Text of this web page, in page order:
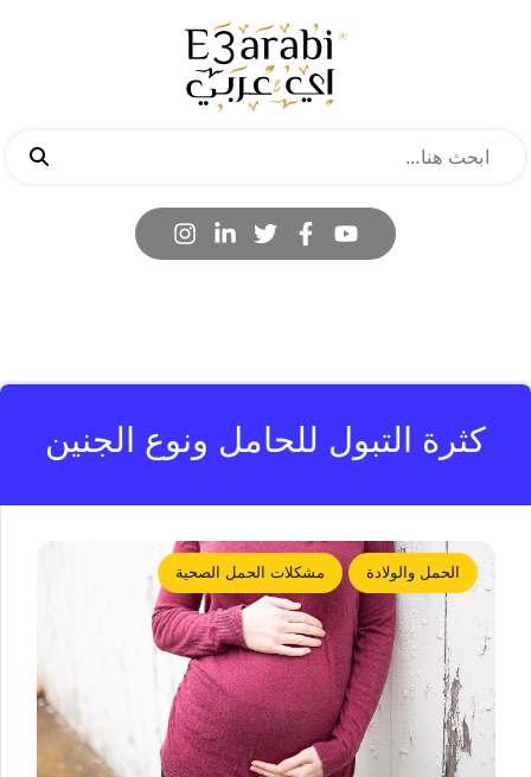
كثرة التبول للحامل ونوع الجنين
الحمل والولادة مشكلات الحمل الصحية